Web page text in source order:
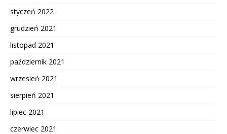
styczeń 2022
grudzień 2021
listopad 2021
październik 2021
wrzesień 2021
sierpień 2021
lipiec 2021
czerwiec 2021